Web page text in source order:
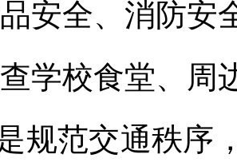
安全、消防安
学校食堂、周
规范交通秩序